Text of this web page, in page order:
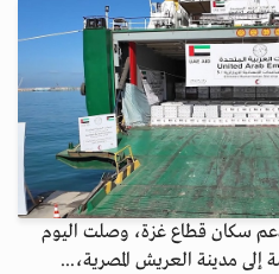
سكان قطاع غزة، وصلت اليوم
إلى مدينة العريش المصرية،...